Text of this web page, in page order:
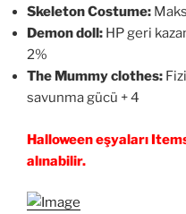
Skeleton Costume:
Demon doll: HP geri
2%
The Mummy clothes:
savunma gücü + 4
Halloween eşyaları
alınabilir.